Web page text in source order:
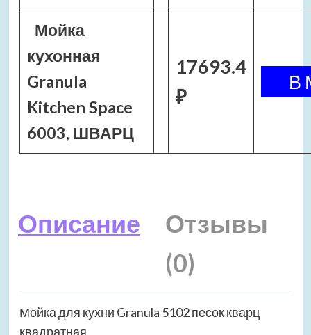
Мойка
кухонная
Granula
Kitchen Space
6003, ШВАРЦ
17693.4
₽
Описание
Отзывы
(0)
Мойка для кухни Granula 5102 песок кварц
квадратная